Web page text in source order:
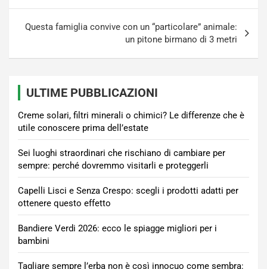
Questa famiglia convive con un “particolare” animale:
un pitone birmano di 3 metri
ULTIME PUBBLICAZIONI
Creme solari, filtri minerali o chimici? Le differenze che è
utile conoscere prima dell’estate
Sei luoghi straordinari che rischiano di cambiare per
sempre: perché dovremmo visitarli e proteggerli
Capelli Lisci e Senza Crespo: scegli i prodotti adatti per
ottenere questo effetto
Bandiere Verdi 2026: ecco le spiagge migliori per i
bambini
Tagliare sempre l’erba non è così innocuo come sembra: